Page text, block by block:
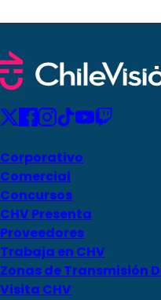
Corporativo
Comercial
Concursos
CHV Presenta
Proveedores
Trabaja en CHV
Zonas de Transmisión
Visita CHV